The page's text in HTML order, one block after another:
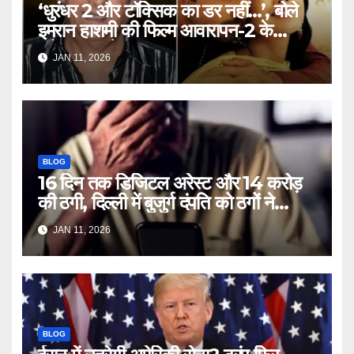
‘धुरंधर 2 और टॉक्सिक का डर नहीं…’, बोले
इमरान हाशमी की फिल्म आवारापन-2 के
प्रोड्यूसर मुकेश भट्ट – Mukesh
Bhatt on Emraan Hashmi
Awarapan 2 delay release
date tmovg
JAN 11, 2026
BLOG
16 दिन तक डिजिटल अरेस्ट और 14 करोड़
की ठगी, दिल्ली में बुजुर्ग दंपति को ठगों ने
लगाया चूना – Delhi Cyber Fraud
elderly couple digital arrest
duped crores ntc rttm
JAN 11, 2026
BLOG